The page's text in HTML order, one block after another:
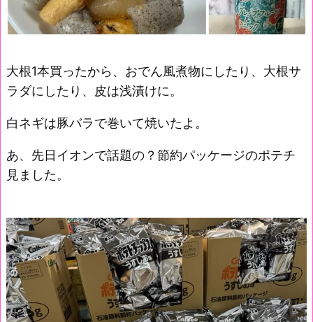
大根1本買ったから、おでん風煮物にしたり、大根サ
ラダにしたり、皮は浅漬けに。
白ネギは豚バラで巻いて焼いたよ。
あ、先日イオンで話題の？節約パッケージのポテチ
見ました。